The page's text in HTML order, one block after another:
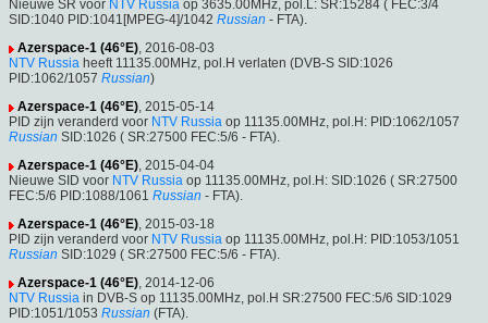
Nieuwe SR voor NTV Russia op 3635.00MHz, pol.L: SR:15284 ( FEC:3/4
SID:1040 PID:1041[MPEG-4]/1042 Russian - FTA).
Azerspace-1 (46°E), 2016-08-03
NTV Russia heeft 11135.00MHz, pol.H verlaten (DVB-S SID:1026
PID:1062/1057 Russian)
Azerspace-1 (46°E), 2015-05-14
PID zijn veranderd voor NTV Russia op 11135.00MHz, pol.H: PID:1062/1057
Russian SID:1026 ( SR:27500 FEC:5/6 - FTA).
Azerspace-1 (46°E), 2015-04-04
Nieuwe SID voor NTV Russia op 11135.00MHz, pol.H: SID:1026 ( SR:27500
FEC:5/6 PID:1088/1061 Russian - FTA).
Azerspace-1 (46°E), 2015-03-18
PID zijn veranderd voor NTV Russia op 11135.00MHz, pol.H: PID:1053/1051
Russian SID:1029 ( SR:27500 FEC:5/6 - FTA).
Azerspace-1 (46°E), 2014-12-06
NTV Russia in DVB-S op 11135.00MHz, pol.H SR:27500 FEC:5/6 SID:1029
PID:1051/1053 Russian (FTA).